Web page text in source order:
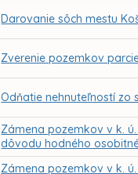
Darovanie sôch mestu
Zverenie pozemkov
Odňatie nehnuteľností zo
Zámena pozemkov v k.
dôvodu hodného
Zámena pozemkov v k.